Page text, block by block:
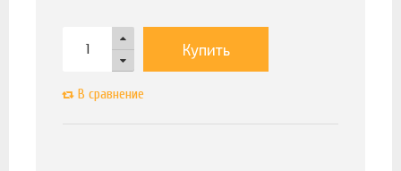
Купить
В сравнение